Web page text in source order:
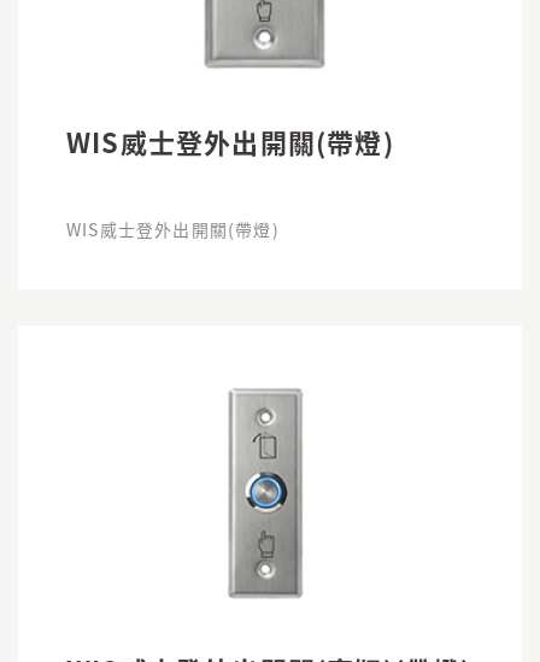
WIS威士登外出開關(帶燈)
WIS威士登外出開關(帶燈)